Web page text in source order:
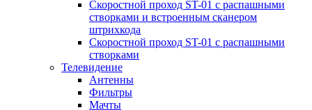
Скоростной проход ST-01 с распашными
створками и встроенным сканером
штрихкода
Скоростной проход ST-01 с распашными
створками
Телевидение
Антенны
Фильтры
Мачты